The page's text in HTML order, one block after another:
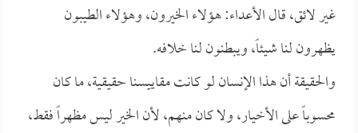
غير لائق، قال الأعداء: هؤلاء الخيرون، وهؤلاء الطيبون
يظهرون لنا شيئاً، ويبطنون لنا خلافه.
والحقيقة أن هذا الإنسان لو كانت مقاييسنا حقيقية، ما كان
محسوباً على الأخيار، ولا كان منهم، لأن الخير ليس مظهراً فقط،